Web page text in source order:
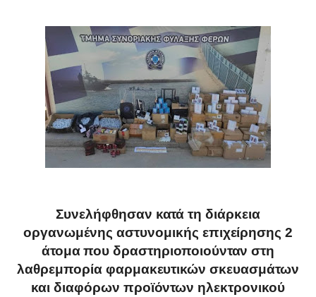
Συνελήφθησαν κατά τη διάρκεια
οργανωμένης αστυνομικής επιχείρησης 2
άτομα που δραστηριοποιούνταν στη
λαθρεμπορία φαρμακευτικών σκευασμάτων
και διαφόρων προϊόντων ηλεκτρονικού